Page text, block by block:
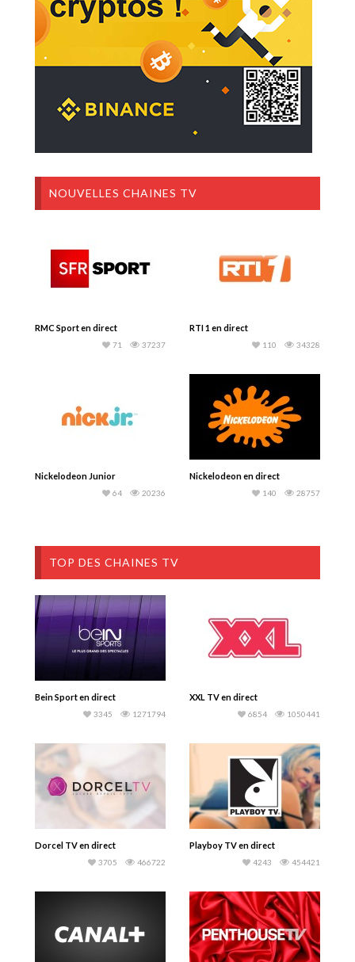
NOUVELLES CHAINES TV
RMC Sport en direct
37237
71
RTI 1 en direct
34328
110
Nickelodeon Junior
20236
64
Nickelodeon en direct
28757
140
TOP DES CHAINES TV
Bein Sport en direct
1271794
3345
XXL TV en direct
1050441
6854
Dorcel TV en direct
466722
3705
Playboy TV en direct
454421
4243